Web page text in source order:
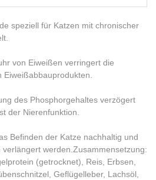
speziell für Katzen mit chronischer
von Eiweißen verringert die
des Phosphorgehaltes verzögert
der Nierenfunktion.
Befinden der Katze nachhaltig und
werden.Zusammensetzung:
(getrocknet), Reis, Erbsen,
Geflügelleber, Lachsöl,